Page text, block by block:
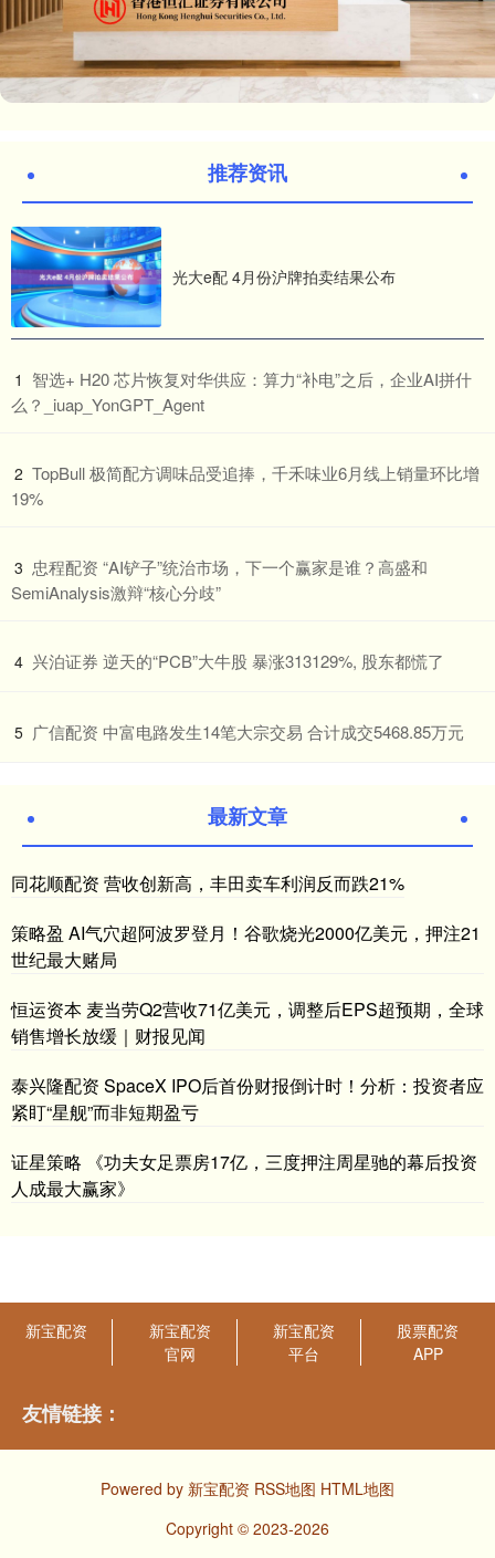
推荐资讯
光大e配 4月份沪牌拍卖结果公布
1 ​智选+ H20 芯片恢复对华供应：算力“补电”之后，企业AI拼什
么？_iuap_YonGPT_Agent
2 ​TopBull 极简配方调味品受追捧，千禾味业6月线上销量环比增
19%
3 ​忠程配资 “AI铲子”统治市场，下一个赢家是谁？高盛和
SemiAnalysis激辩“核心分歧”
4 ​兴泊证券 逆天的“PCB”大牛股 暴涨313129%, 股东都慌了
5 ​广信配资 中富电路发生14笔大宗交易 合计成交5468.85万元
最新文章
同花顺配资 营收创新高，丰田卖车利润反而跌21%
策略盈 AI气穴超阿波罗登月！谷歌烧光2000亿美元，押注21
世纪最大赌局
恒运资本 麦当劳Q2营收71亿美元，调整后EPS超预期，全球
销售增长放缓｜财报见闻
泰兴隆配资 SpaceX IPO后首份财报倒计时！分析：投资者应
紧盯“星舰”而非短期盈亏
证星策略 《功夫女足票房17亿，三度押注周星驰的幕后投资
人成最大赢家》
新宝配资
新宝配资
官网
新宝配资
平台
股票配资
APP
友情链接：
Powered by 新宝配资 RSS地图 HTML地图
Copyright © 2023-2026